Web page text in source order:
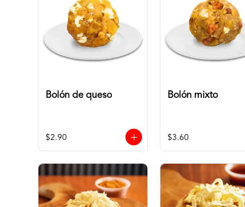
Bolón de queso
$2.90
Bolón mixto
$3.60